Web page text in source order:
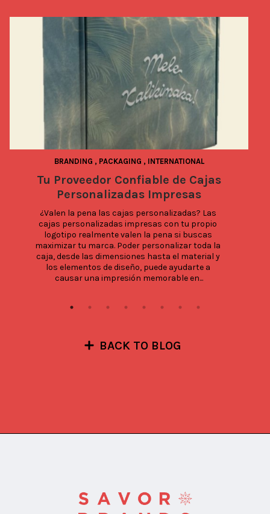
BRANDING , PACKAGING , INTERNATIONAL
Tu Proveedor Confiable de Cajas
Personalizadas Impresas
¿Valen la pena las cajas personalizadas? Las
cajas personalizadas impresas con tu propio
logotipo realmente valen la pena si buscas
maximizar tu marca. Poder personalizar toda la
caja, desde las dimensiones hasta el material y
los elementos de diseño, puede ayudarte a
causar una impresión memorable en...
BACK TO BLOG